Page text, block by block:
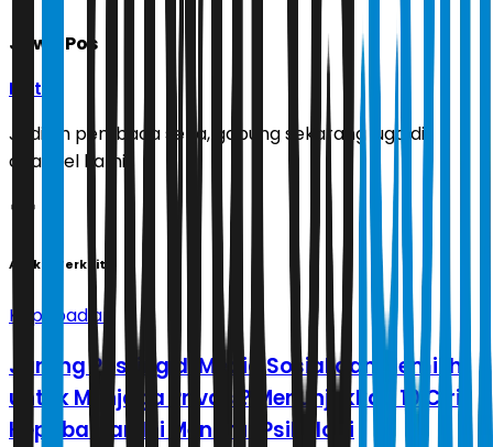
Jawa Pos
Ikuti
Jadilah pembaca setia, gabung sekarang juga di
channel kami!
Artikel Terkait
Kepribadian
Jarang Posting di Media Sosial dan Memilih
untuk Menjaga Privasi? Menunjukkan 10 Ciri
Kepribadian Ini Menurut Psikologi